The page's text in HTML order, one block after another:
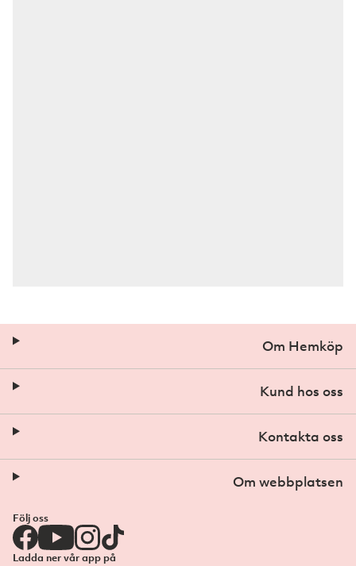
Om Hemköp
Kund hos oss
Kontakta oss
Om webbplatsen
Följ oss
Ladda ner vår app på